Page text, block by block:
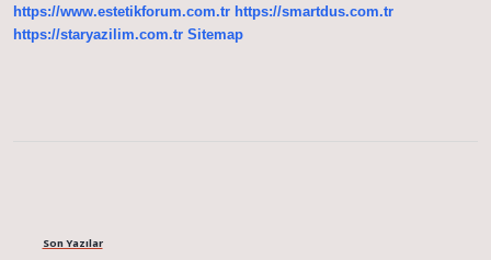
https://www.estetikforum.com.tr https://smartdus.com.tr
https://staryazilim.com.tr Sitemap
Son Yazılar